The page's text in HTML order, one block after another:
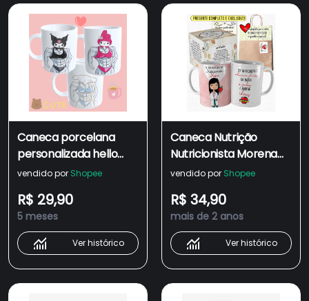
Caneca porcelana
personalizada hello
kitty e amigos, my
kuromi maromba
caneca de suplemento
cinnamononroll
maromba
vendido por Shopee
R$ 29,90
5 meses
Ver histórico
Caneca Nutrição
Nutricionista Morena
Personalizada com
Presenteável
vendido por Shopee
R$ 34,90
mais de 2 anos
Ver histórico